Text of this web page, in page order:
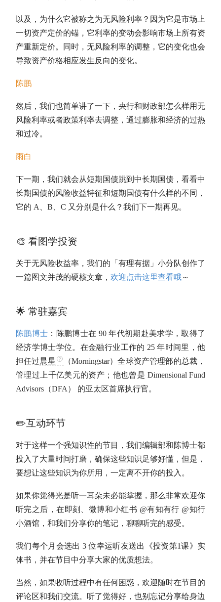
以及，为什么它被称之为无风险利率？因为它是市场上
一切资产定价的锚，它利率的变动会影响市场上所有资
产重新定价。同时，无风险利率的调整，它的变化也会
导致资产价格相应发生反向的变化。
陈鹏
然后，我们也简单讲了一下，央行和财政部怎么样用无
风险利率或者政策利率去调整，通过膨胀和经济的过热
和过冷。
雨白
下一期，我们就会从短期国债跳到中长期 国债 ，看看中
长期 国债的风险收益特征和短期国债有什么样的不同，
它的 A、B、C 又分别是什么？我们下一期再见。
🎨 看图学投资
关于无风险收益率，我们的「有理有据」小分队创作了
一篇图文并茂的硬核文章， 欢迎点击这里查看哦～
🌟 常驻嘉宾
陈鹏博士 ：陈鹏博士在 90 年代初期赴美求学，取得了
经济学博士学位。在金融行业工作的 25 年时间里，他
担任过晨星
（Morningstar）全球资产管理部的总裁，
管理过上千亿美元的资产；他也曾是 Dimensional Fund
Advisors（DFA） 的亚太区首席执行官。
✏️互动环节
对于这样一个强知识性的节目，我们编辑部和陈博士都
投入了大量时间打磨，确保这些知识足够好懂，但是，
要想让这些知识为你所用，一定离不开你的投入。
如果你觉得光是听一耳朵未必能掌握，那么非常欢迎你
听完之后，在即刻、微博和小红书 @有知有行 @知行
小酒馆，和我们分享你的笔记，聊聊听完的感受。
我们每个月会选出 3 位幸运听友送出《投资第1课》实
体书，并在节目中分享大家的优质想法。
当然，如果收听过程中有任何困惑，欢迎随时在节目的
评论区和我们交流。听了觉得好，也别忘记分享给身边